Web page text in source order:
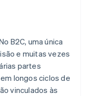
B2C, uma única
e muitas vezes
partes
longos ciclos de
vinculados às